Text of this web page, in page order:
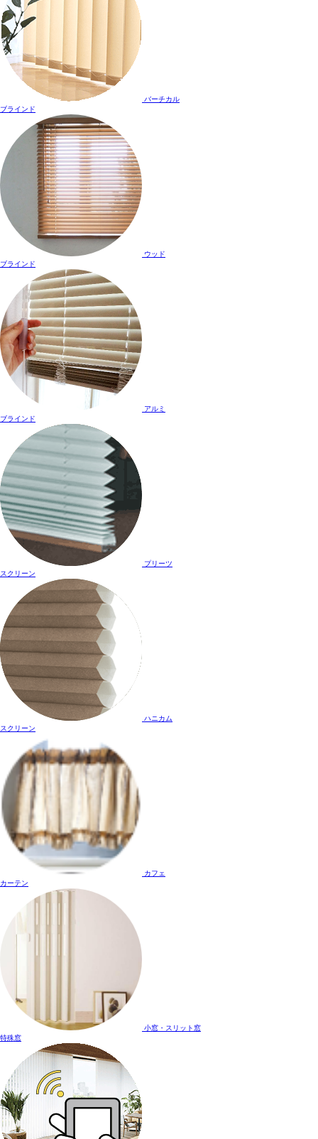
バーチカル
ブラインド
ウッド
ブラインド
アルミ
ブラインド
プリーツ
スクリーン
ハニカム
スクリーン
カフェ
カーテン
小窓・スリット窓
特殊窓